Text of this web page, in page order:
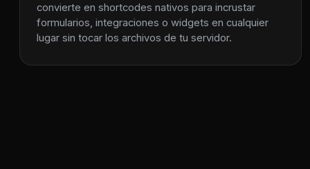
convierte en shortcodes nativos para incrustar
formularios, integraciones o widgets en cualquier
lugar sin tocar los archivos de tu servidor.